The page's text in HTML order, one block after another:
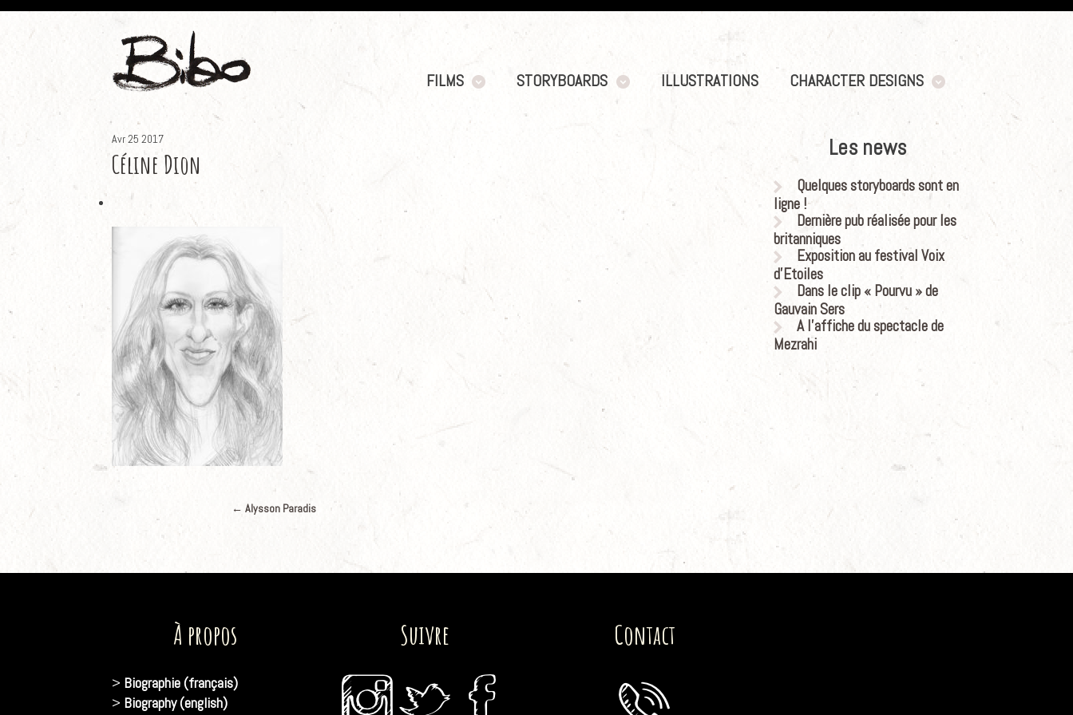
FILMS STORYBOARDS ILLUSTRATIONS CHARACTER DESIGNS
Avr25 2017
Céline Dion
← Alysson Paradis
Les news
Quelques storyboards sont en
ligne !
Dernière pub réalisée pour les
britanniques
Exposition au festival Voix
d’Etoiles
Dans le clip « Pourvu » de
Gauvain Sers
A l’affiche du spectacle de
Mezrahi
À propos
> Biographie (français)
> Biography (english)
Suivre Contact